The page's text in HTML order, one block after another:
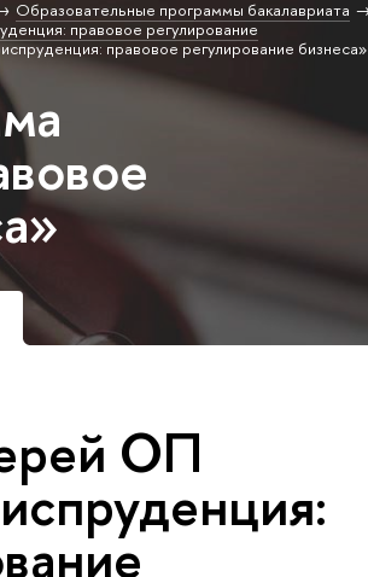
Образовательные программы бакалавриата
правовое регулирование
правовое регулирование бизнеса»
ОП